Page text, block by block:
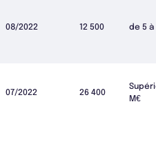
08/2022 12 500 de 5 à
07/2022 26 400
M€